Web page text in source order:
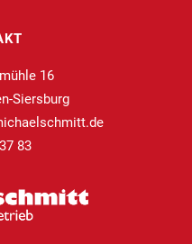
16
Siersburg
83